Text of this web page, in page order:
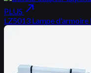
PLUS north_east
LZ5013 Lampe d'armoire